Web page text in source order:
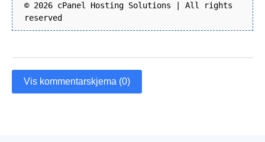
© 2026 cPanel Hosting Solutions | All rights
reserved
Vis kommentarskjema (0)